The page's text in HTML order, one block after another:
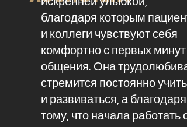
благодаря которым
и коллеги чувствуют себя
комфортно с первых минут
общения. Она трудолюбива,
стремится постоянно
и развиваться, а благодаря
тому, что начала работать с